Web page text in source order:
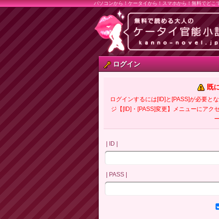
パソコンから！ケータイから！スマホから！無料でどこ
ログイン
既
ログインするには[ID]と[PASS]が必要と
ジ【[ID]・[PASS]変更】メニューにアク
| ID |
| PASS |